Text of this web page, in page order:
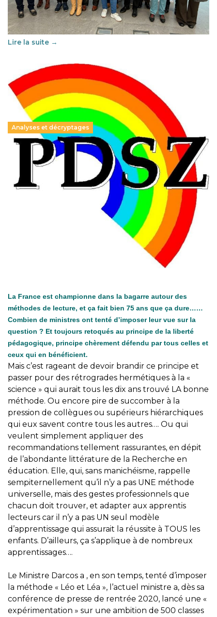
Cette année, l'UNSA Éducation a mené un projet Erasmus
soutenu par l'union Européenne et centré sur l'éducation
au vivre-ensemble : quelles différences entre la France…
Lire la suite →
Analyses et décryptages
Hongrie : du changement pour les politiques
éducatives, aussi !
25 juin 2026
En Hongrie, le conservateur Peter Magyar et son parti
Tisza "Respect et liberté" ont remporté une large victoire,
contre le premier ministre sortant, Viktor Orban,…
La France est championne dans la bagarre autour des
méthodes de lecture, et ça fait bien 75 ans que ça dure……
Combien de ministres ont tenté d’imposer leur vue sur la
question ? Et toujours retoqués au principe de la liberté
pédagogique, principe chèrement défendu par tous celles et
ceux qui en bénéficient.
Mais c’est rageant de devoir brandir ce principe et
passer pour des rétrogrades hermétiques à la «
science » qui aurait tous les dix ans trouvé LA bonne
méthode. Ou encore pire de succomber à la
pression de collègues ou supérieurs hiérarchiques
qui eux savent contre tous les autres…. Ou qui
veulent simplement appliquer des
recommandations tellement rassurantes, en dépit
de l’abondante littérature de la Recherche en
éducation. Elle, qui, sans manichéisme, rappelle
sempiternellement qu’il n’y a pas UNE méthode
universelle, mais des gestes professionnels que
chacun doit trouver, et adapter aux apprentis
lecteurs car il n’y a pas UN seul modèle
d’apprentissage qui assurait la réussite à TOUS les
enfants. D’ailleurs, ça s’applique à de nombreux
apprentissages….
Le Ministre Darcos a , en son temps, tenté d’imposer
la méthode « Léo et Léa », l’actuel ministre a, dès sa
conférence de presse de rentrée 2020, lancé une «
expérimentation » sur une ambition de 500 classes